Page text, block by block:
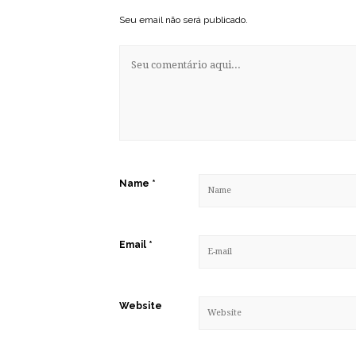
Seu email não será publicado.
Name *
Email *
Website